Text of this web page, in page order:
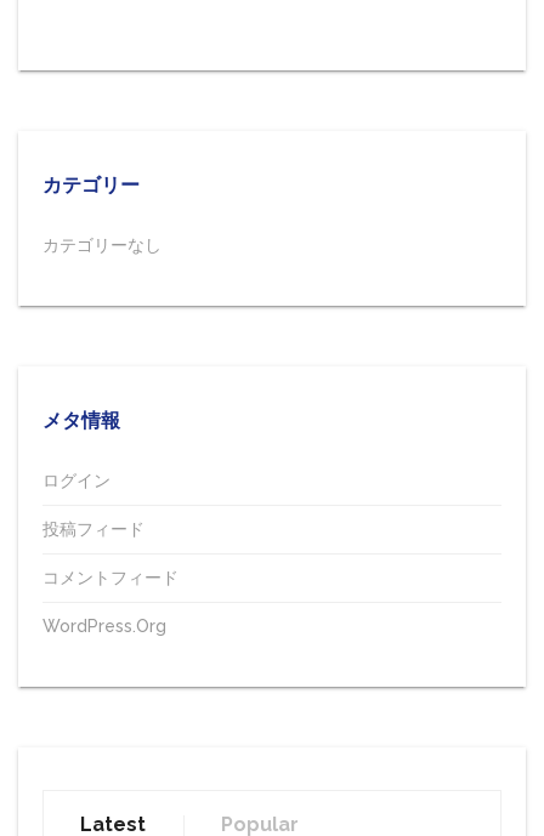
カテゴリー
カテゴリーなし
メタ情報
ログイン
投稿フィード
コメントフィード
WordPress.org
Latest Popular